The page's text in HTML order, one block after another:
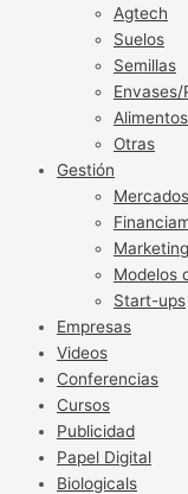
Agtech
Suelos
Semillas
Alimentos
Otras
Gestión
Marketing
Modelos
Start-ups
Empresas
Videos
Conferencias
Cursos
Publicidad
Papel Digital
Biologicals